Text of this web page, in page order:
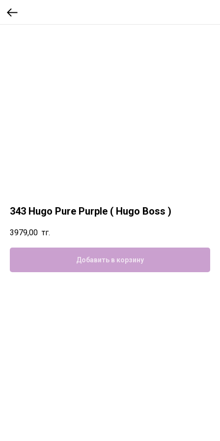
343 Hugo Pure Purple ( Hugo Boss )
3979,00 тг.
Добавить в корзину